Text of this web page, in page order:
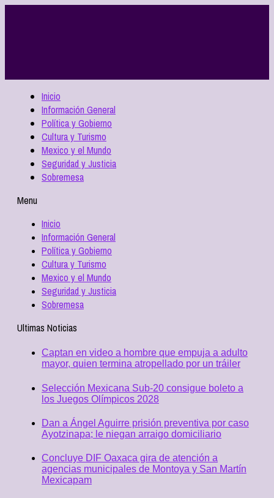
Inicio
Información General
Política y Gobierno
Cultura y Turismo
Mexico y el Mundo
Seguridad y Justicia
Sobremesa
Menu
Inicio
Información General
Política y Gobierno
Cultura y Turismo
Mexico y el Mundo
Seguridad y Justicia
Sobremesa
Ultimas Noticias
Captan en video a hombre que empuja a adulto
mayor, quien termina atropellado por un tráiler
Selección Mexicana Sub-20 consigue boleto a
los Juegos Olímpicos 2028
Dan a Ángel Aguirre prisión preventiva por caso
Ayotzinapa; le niegan arraigo domiciliario
Concluye DIF Oaxaca gira de atención a
agencias municipales de Montoya y San Martín
Mexicapam